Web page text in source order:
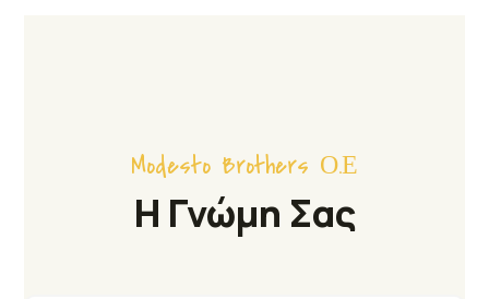
Modesto Brothers Ο.Ε
Η Γνώμη Σας